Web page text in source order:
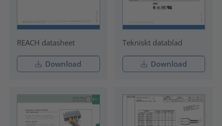
REACH datasheet
Download
Tekniskt datablad
Download